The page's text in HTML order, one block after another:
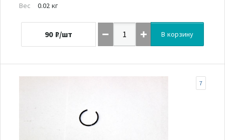
Вес
0.02 кг
90 ₽/шт В корзину
7